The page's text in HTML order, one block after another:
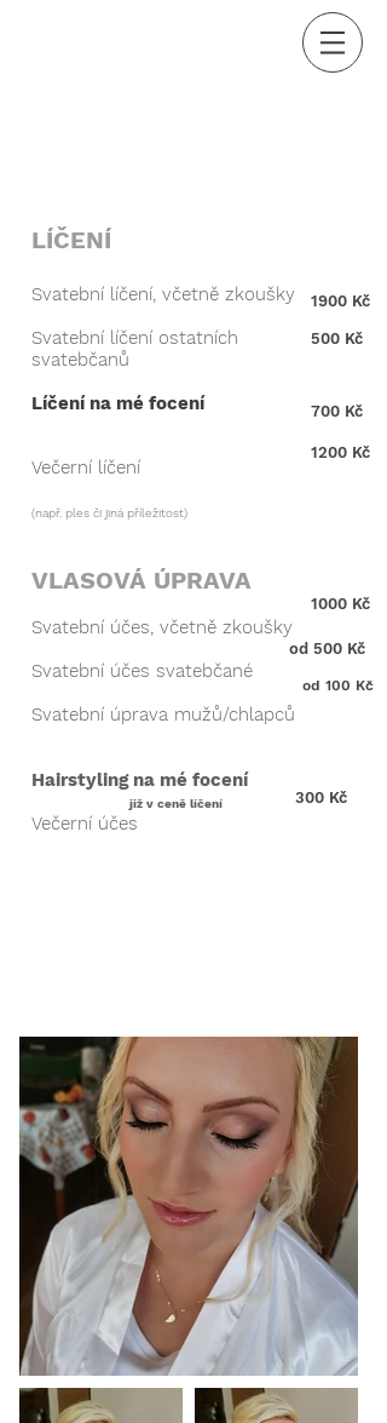
LÍČENÍ
Svatební líčení, včetně zkoušky
Svatební líčení ostatních
svatebčanů
Líčení na mé focení
Večerní líčení
(např. ples či jiná příležitost)
VLASOVÁ ÚPRAVA
Svatební účes, včetně zkoušky
Svatební účes svatebčané
Svatební úprava mužů/chlapců
Hairstyling na mé focení
již v ceně líčení
Večerní účes
1000 Kč
od 100 Kč
od 500 Kč
1900 Kč
500 Kč
700 Kč
1200 Kč
300 Kč